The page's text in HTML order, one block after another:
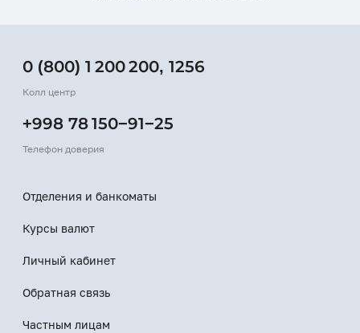
0 (800) 1 200 200, 1256
Колл центр
+998 78 150−91−25
Телефон доверия
Отделения и банкоматы
Курсы валют
Личный кабинет
Обратная связь
Частным лицам